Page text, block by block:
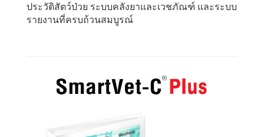
ประวัติสัตว์ป่วย ระบบคลังยาและเวชภัณฑ์ และระบบ
รายงานที่ครบถ้วนสมบูรณ์